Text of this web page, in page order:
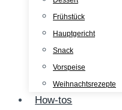
Frühstück
Hauptgericht
Snack
Vorspeise
Weihnachtsrezepte
How-tos